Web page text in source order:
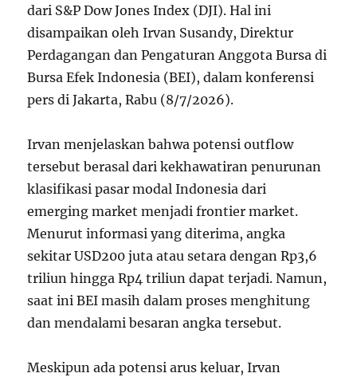
dari S&P Dow Jones Index (DJI). Hal ini
disampaikan oleh Irvan Susandy, Direktur
Perdagangan dan Pengaturan Anggota Bursa di
Bursa Efek Indonesia (BEI), dalam konferensi
pers di Jakarta, Rabu (8/7/2026).
Irvan menjelaskan bahwa potensi outflow
tersebut berasal dari kekhawatiran penurunan
klasifikasi pasar modal Indonesia dari
emerging market menjadi frontier market.
Menurut informasi yang diterima, angka
sekitar USD200 juta atau setara dengan Rp3,6
triliun hingga Rp4 triliun dapat terjadi. Namun,
saat ini BEI masih dalam proses menghitung
dan mendalami besaran angka tersebut.
Meskipun ada potensi arus keluar, Irvan